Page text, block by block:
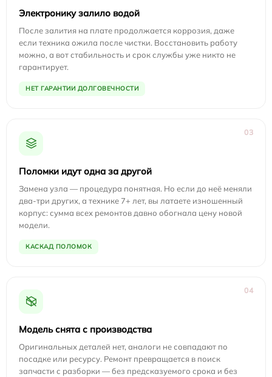
Электронику залило водой
После залития на плате продолжается коррозия, даже
если техника ожила после чистки. Восстановить работу
можно, а вот стабильность и срок службы уже никто не
гарантирует.
НЕТ ГАРАНТИИ ДОЛГОВЕЧНОСТИ
03
Поломки идут одна за другой
Замена узла — процедура понятная. Но если до неё меняли
два-три других, а технике 7+ лет, вы латаете изношенный
корпус: сумма всех ремонтов давно обогнала цену новой
модели.
КАСКАД ПОЛОМОК
04
Модель снята с производства
Оригинальных деталей нет, аналоги не совпадают по
посадке или ресурсу. Ремонт превращается в поиск
запчасти с разборки — без предсказуемого срока и без